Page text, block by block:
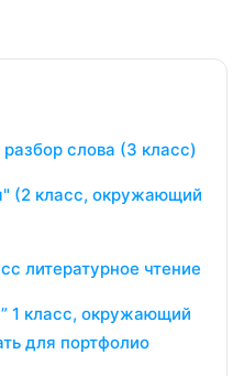
слова (3 класс)
(2 класс, окружающий
литературное чтение
1 класс, окружающий
для портфолио